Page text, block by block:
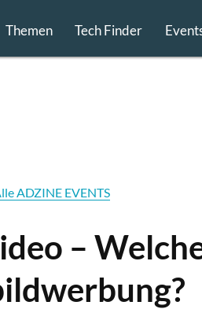
Themen Tech Finder
ADZINE EVENTS
–